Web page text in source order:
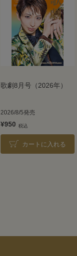
歌劇8月号（2026年）
2026/8/5発売
¥950
カートに入れる